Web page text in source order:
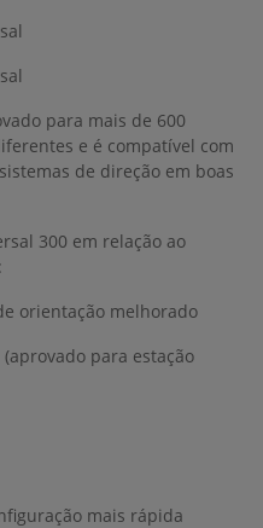
para mais de 600
e é compatível com
de direção em boas
300 em relação ao
orientação melhorado
para estação
mais rápida